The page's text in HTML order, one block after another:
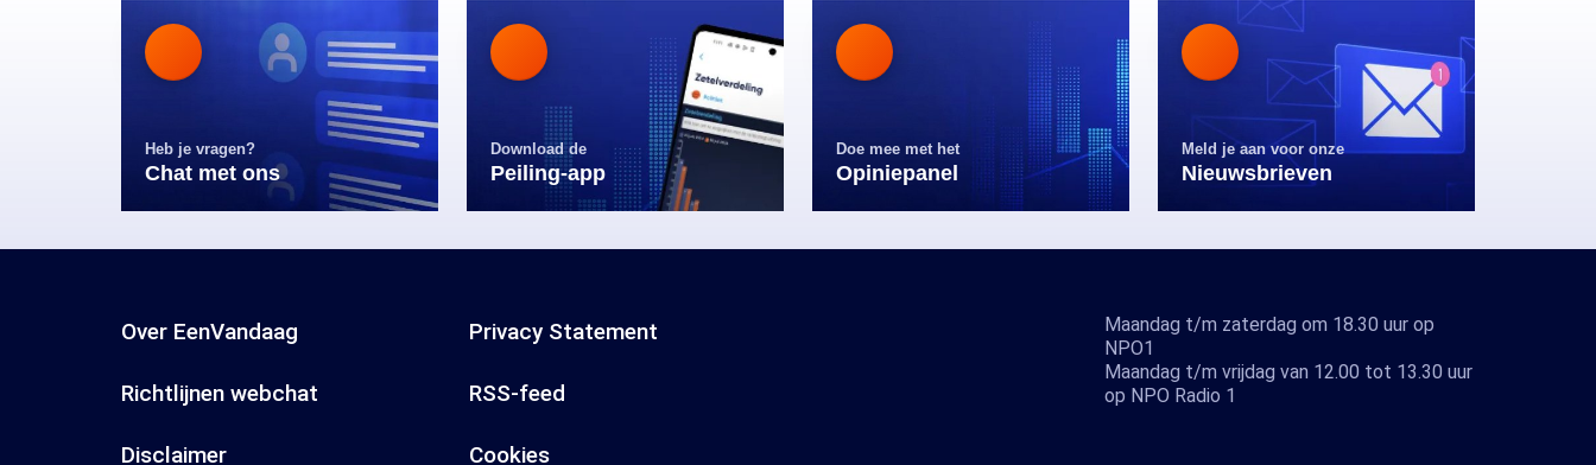
Heb je vragen?
Chat met ons
Download de
Peiling-app
Doe mee met het
Opiniepanel
Meld je aan voor onze
Nieuwsbrieven
Over EenVandaag Privacy Statement
Richtlijnen webchat RSS-feed
Disclaimer Cookies
Maandag t/m zaterdag om 18.30 uur op
NPO1
Maandag t/m vrijdag van 12.00 tot 13.30 uur
op NPO Radio 1